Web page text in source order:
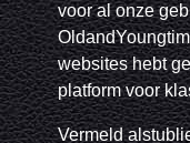
voor al onze
websites hebt
platform voor
Vermeld